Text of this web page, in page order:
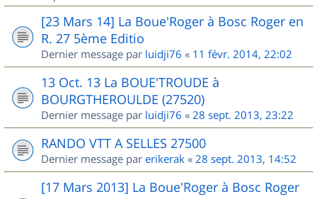
[23 Mars 14] La Boue'Roger à Bosc Roger en
R. 27 5ème Editio
Dernier message par luidji76 « 11 févr. 2014, 22:02
13 Oct. 13 La BOUE'TROUDE à
BOURGTHEROULDE (27520)
Dernier message par luidji76 « 28 sept. 2013, 23:22
RANDO VTT A SELLES 27500
Dernier message par erikerak « 28 sept. 2013, 14:52
[17 Mars 2013] La Boue'Roger à Bosc Roger